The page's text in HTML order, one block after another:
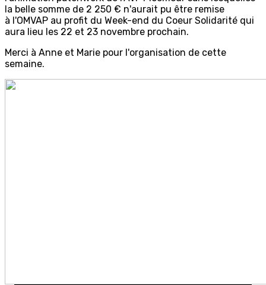
la belle somme de 2 250 € n'aurait pu être remise
à I'OMVAP au profit du Week-end du Coeur Solidarité qui
aura lieu les 22 et 23 novembre prochain.
Merci à Anne et Marie pour l'organisation de cette
semaine.